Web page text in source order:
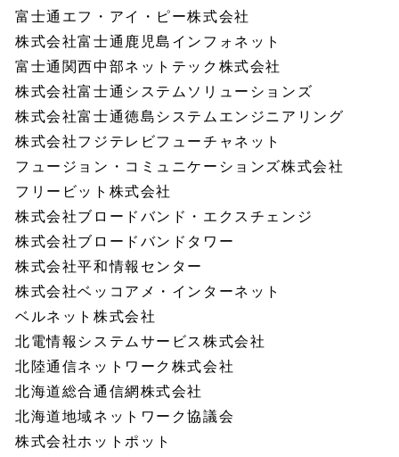
富士通エフ・アイ・ピー株式会社
株式会社富士通鹿児島インフォネット
富士通関西中部ネットテック株式会社
株式会社富士通システムソリューションズ
株式会社富士通徳島システムエンジニアリング
株式会社フジテレビフューチャネット
フュージョン・コミュニケーションズ株式会社
フリービット株式会社
株式会社ブロードバンド・エクスチェンジ
株式会社ブロードバンドタワー
株式会社平和情報センター
株式会社ベッコアメ・インターネット
ベルネット株式会社
北電情報システムサービス株式会社
北陸通信ネットワーク株式会社
北海道総合通信網株式会社
北海道地域ネットワーク協議会
株式会社ホットポット